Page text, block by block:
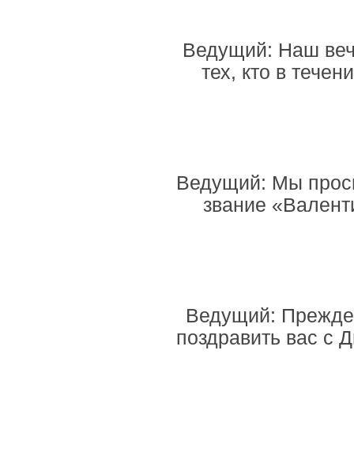
Ведущий: Наш
тех, кто в
Ведущий: Мы
звание
Ведущий: Прежде
поздравить вас с